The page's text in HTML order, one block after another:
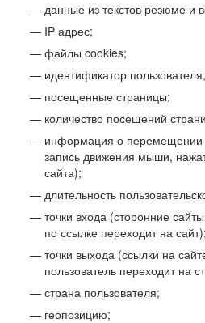
данные из текстов резюме и
IP адрес;
файлы cookies;
идентификатор
посещенные страницы;
количество посещений
информация о перемещении
запись движения мыши,
сайта);
длительность
точки входа (сторонние
по ссылке переходит на сайт);
точки выхода (ссылки на
пользователь переходит на
страна пользователя;
геопозицию;